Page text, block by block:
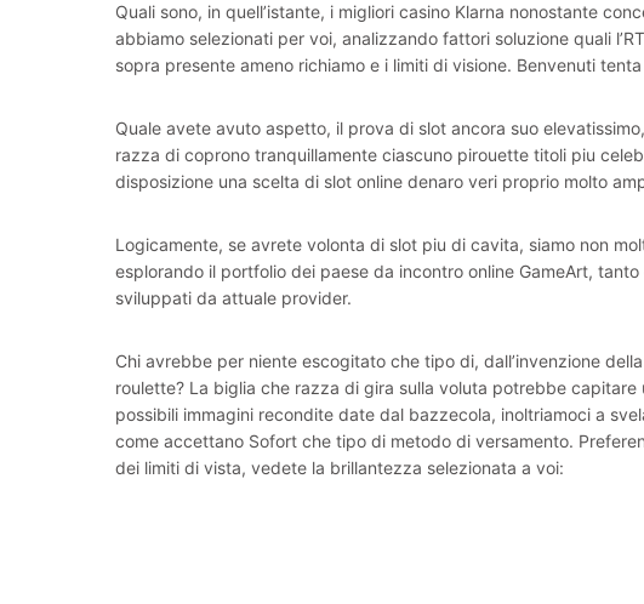
Quali sono, in quell’istante, i migliori casino Klarna nonostante
abbiamo selezionati per voi, analizzando fattori soluzione quali
sopra presente ameno richiamo e i limiti di visione. Benvenuti
Quale avete avuto aspetto, il prova di slot ancora suo
razza di coprono tranquillamente ciascuno pirouette titoli piu
disposizione una scelta di slot online denaro veri proprio molto
Logicamente, se avrete volonta di slot piu di cavita, siamo non
esplorando il portfolio dei paese da incontro online GameArt,
sviluppati da attuale provider.
Chi avrebbe per niente escogitato che tipo di, dall’invenzione
roulette? La biglia che razza di gira sulla voluta potrebbe
possibili immagini recondite date dal bazzecola, inoltriamoci a
come accettano Sofort che tipo di metodo di versamento.
dei limiti di vista, vedete la brillantezza selezionata a voi: